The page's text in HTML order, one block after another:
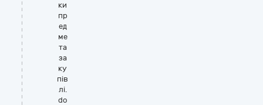
ки
пр
ед
ме
та
за
ку
пів
лі.
do